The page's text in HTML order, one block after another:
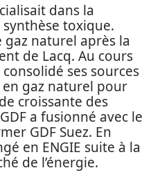
dans la
toxique.
naturel après la
de Lacq. Au cours
ses sources
gaz naturel pour
croissante des
a fusionné avec le
GDF Suez. En
en ENGIE suite à la
de l’énergie.